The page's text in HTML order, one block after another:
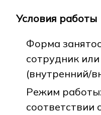
Условия работы
Форма
сотрудник
(внутренний/
Режим
соответствии